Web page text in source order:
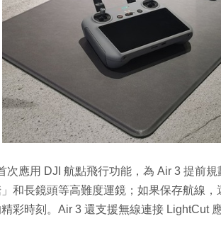
次應用 DJI 航點飛行功能，為 Air 3 提前
和長鏡頭等高難度運鏡；如果保存航線
彩時刻。Air 3 還支援無線連接 LightCut